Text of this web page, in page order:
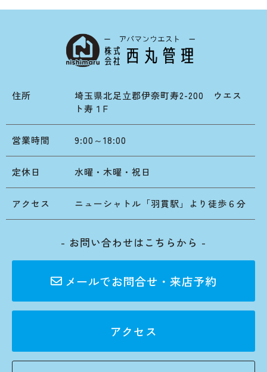
住所
埼玉県北足立郡伊奈町寿2-200 ウエス
ト寿１F
営業時間 9:00～18:00
定休日 水曜・木曜・祝日
アクセス ニューシャトル「羽貫駅」より徒歩６分
- お問い合わせはこちらから -
メールでお問合せ・来店予約
アクセス